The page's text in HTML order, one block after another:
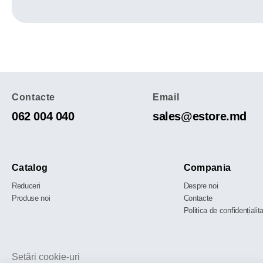
Contacte
062 004 040
Email
sales@estore.md
Catalog
Reduceri
Produse noi
Compania
Despre noi
Contacte
Politica de
Setări cookie-uri